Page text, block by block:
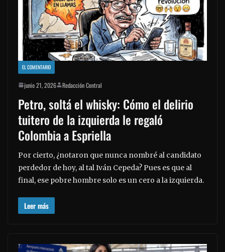
EL COMENTARIO
junio 21, 2026 Redacción Central
Petro, soltá el whisky: Cómo el delirio
tuitero de la izquierda le regaló
Colombia a Espriella
Por cierto, ¿notaron que nunca nombré al candidato
perdedor de hoy, al tal Iván Cepeda? Pues es que al
final, ese pobre hombre solo es un cero a la izquierda.
Leer más